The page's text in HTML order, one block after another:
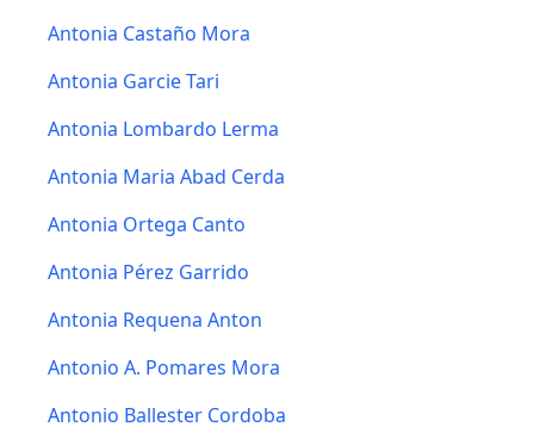
Antonia Castaño Mora
Antonia Garcie Tari
Antonia Lombardo Lerma
Antonia Maria Abad Cerda
Antonia Ortega Canto
Antonia Pérez Garrido
Antonia Requena Anton
Antonio A. Pomares Mora
Antonio Ballester Cordoba